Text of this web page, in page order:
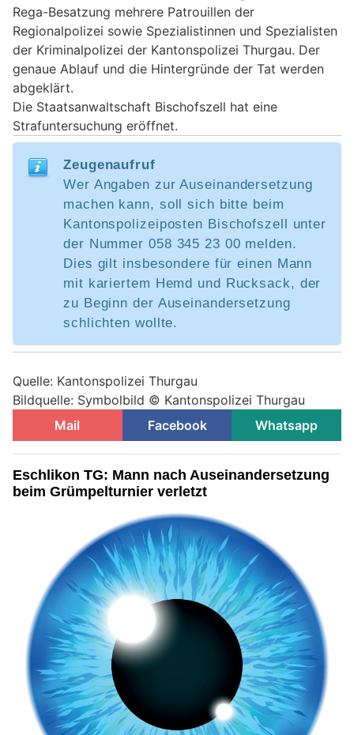
Rega-Besatzung mehrere Patrouillen der
Regionalpolizei sowie Spezialistinnen und Spezialisten
der Kriminalpolizei der Kantonspolizei Thurgau. Der
genaue Ablauf und die Hintergründe der Tat werden
abgeklärt.
Die Staatsanwaltschaft Bischofszell hat eine
Strafuntersuchung eröffnet.
Zeugenaufruf
Wer Angaben zur Auseinandersetzung
machen kann, soll sich bitte beim
Kantonspolizeiposten Bischofszell unter
der Nummer 058 345 23 00 melden.
Dies gilt insbesondere für einen Mann
mit kariertem Hemd und Rucksack, der
zu Beginn der Auseinandersetzung
schlichten wollte.
Quelle: Kantonspolizei Thurgau
Bildquelle: Symbolbild © Kantonspolizei Thurgau
Mail
Facebook Whatsapp
Eschlikon TG: Mann nach Auseinandersetzung
beim Grümpelturnier verletzt